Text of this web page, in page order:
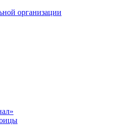
организации